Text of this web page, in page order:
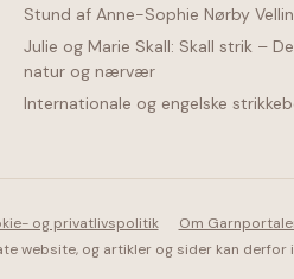
Stund af Anne-Sophie Nørby
Julie og Marie Skall: Skall strik –
natur og nærvær
Internationale og engelske
og privatlivspolitik Om
website, og artikler og sider kan derfor